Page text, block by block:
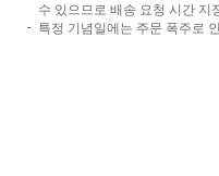
수 있으므로 배송 요청 시간 지
특정 기념일에는 주문 폭주로